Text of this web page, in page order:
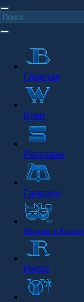
Главная
Вики
Рассказы
Галерея
Мыхня и Кысня
Инфо